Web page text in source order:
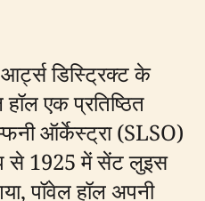
डिस्ट्रिक्ट के
एक प्रतिष्ठित
ऑर्केस्ट्रा (SLSO)
से 1925 में सेंट लुइस
पॉवेल हॉल अपनी